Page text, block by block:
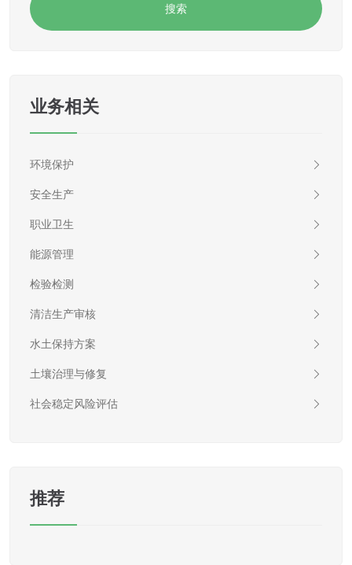
业务相关
环境保护
安全生产
职业卫生
能源管理
检验检测
清洁生产审核
水土保持方案
土壤治理与修复
社会稳定风险评估
推荐